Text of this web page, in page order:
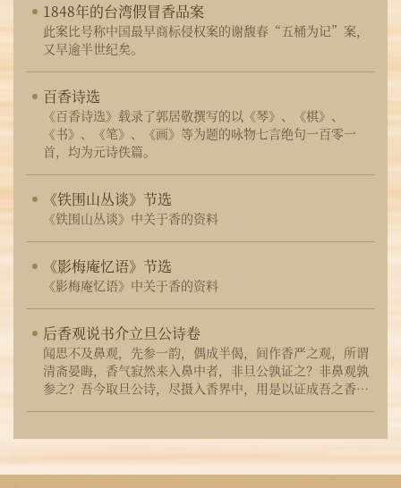
1848年的台湾假冒香品案
此案比号称中国最早商标侵权案的谢馥春“五桶为记”案，
又早逾半世纪矣。
百香诗选
《百香诗选》载录了郭居敬撰写的以《琴》、《棋》、
《书》、《笔》、《画》等为题的咏物七言绝句一百零一
首，均为元诗佚篇。
《铁围山丛谈》节选
《铁围山丛谈》中关于香的资料
《影梅庵忆语》节选
《影梅庵忆语》中关于香的资料
后香观说书介立旦公诗卷
闻思不及鼻观，先参一韵，偶成半偈，间作香严之观，所谓
清斋晏晦，香气寂然来入鼻中者，非旦公孰证之？非鼻观孰
参之？吾今取旦公诗，尽摄入香界中，用是以证成吾之香观